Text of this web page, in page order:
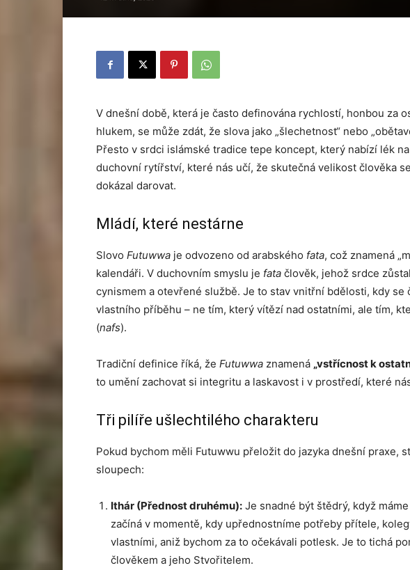
V dnešní době, která je často definována rychlostí, honbou za
hlukem, se může zdát, že slova jako „šlechetnost“ nebo
Přesto v srdci islámské tradice tepe koncept, který nabízí lék
duchovní rytířství, které nás učí, že skutečná velikost člověka
dokázal darovat.
Mládí, které nestárne
Slovo Futuwwa je odvozeno od arabského fata, což znamená
kalendáři. V duchovním smyslu je fata člověk, jehož srdce
cynismem a otevřené službě. Je to stav vnitřní bdělosti, kdy
vlastního příběhu – ne tím, který vítězí nad ostatními, ale tím,
(nafs).
Tradiční definice říká, že Futuwwa znamená „vstřícnost k
to umění zachovat si integritu a laskavost i v prostředí, které
Tři pilíře ušlechtilého charakteru
Pokud bychom měli Futuwwu přeložit do jazyka dnešní praxe,
sloupech:
Ithár (Přednost druhému): Je snadné být štědrý, když
začíná v momentě, kdy upřednostníme potřeby přítele,
vlastními, aniž bychom za to očekávali potlesk. Je to tichá
člověkem a jeho Stvořitelem.